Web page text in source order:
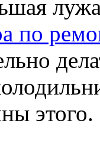
по
этого.